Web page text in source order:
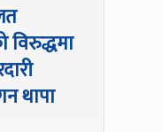
विरुद्धमा
थापा